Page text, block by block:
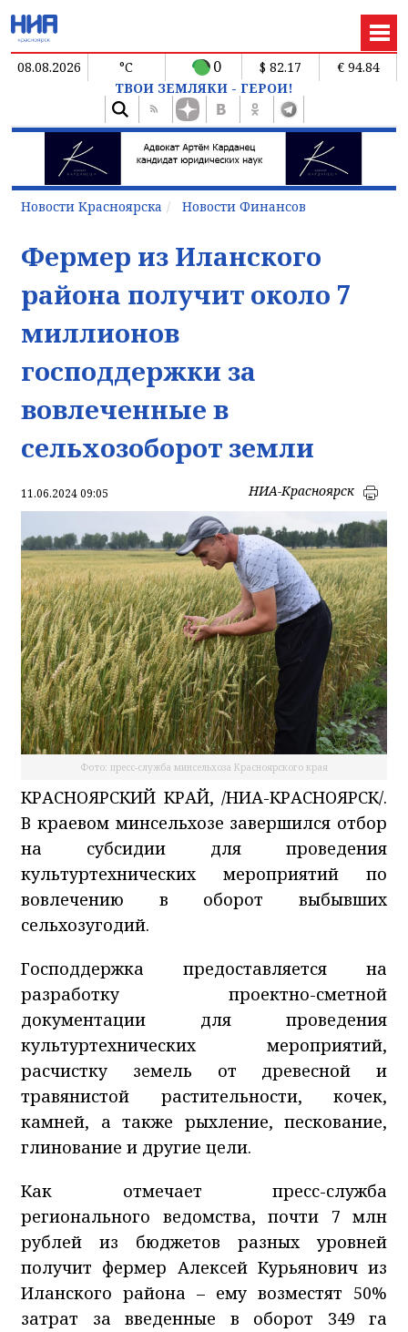
08.08.2026 °C 0 $ 82.17
€ 94.84
ТВОИ ЗЕМЛЯКИ - ГЕРОИ!
Новости Красноярска Новости Финансов
Фермер из Иланского
района получит около 7
миллионов
господдержки за
вовлеченные в
сельхозоборот земли
11.06.2024 09:05 НИА-Красноярск
Фото: пресс-служба минсельхоза Красноярского края
КРАСНОЯРСКИЙ КРАЙ, /НИА-КРАСНОЯРСК/.
В краевом минсельхозе завершился отбор
на субсидии для проведения
культуртехнических мероприятий по
вовлечению в оборот выбывших
сельхозугодий.
Господдержка предоставляется на
разработку проектно-сметной
документации для проведения
культуртехнических мероприятий,
расчистку земель от древесной и
травянистой растительности, кочек,
камней, а также рыхление, пескование,
глинование и другие цели.
Как отмечает пресс-служба
регионального ведомства, почти 7 млн
рублей из бюджетов разных уровней
получит фермер Алексей Курьянович из
Иланского района – ему возместят 50%
затрат за введенные в оборот 349 га